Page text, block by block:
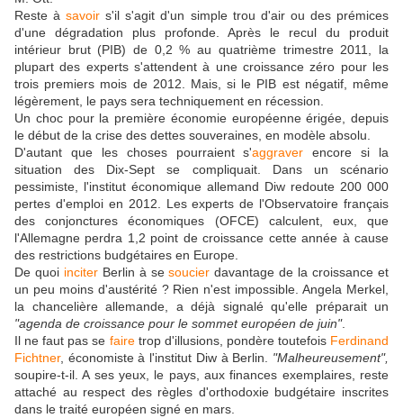
Reste àsavoir s'il s'agit d'un simple trou d'air ou des prémices
d'une dégradation plus profonde. Après le recul du produit
intérieur brut (PIB) de 0,2 % au quatrième trimestre 2011, la
plupart des experts s'attendent à une croissance zéro pour les
trois premiers mois de 2012. Mais, si le PIB est négatif, même
légèrement, le pays sera techniquement en récession.
Un choc pour la première économie européenne érigée, depuis
le début de la crise des dettes souveraines, en modèle absolu.
D'autant que les choses pourraient s'aggraver encore si la
situation des Dix-Sept se compliquait. Dans un scénario
pessimiste, l'institut économique allemand Diw redoute 200 000
pertes d'emploi en 2012. Les experts de l'Observatoire français
des conjonctures économiques (OFCE) calculent, eux, que
l'Allemagne perdra 1,2 point de croissance cette année à cause
des restrictions budgétaires en Europe.
De quoi inciterBerlin à sesoucier davantage de la croissance et
un peu moins d'austérité ? Rien n'est impossible. Angela Merkel,
la chancelière allemande, a déjà signalé qu'elle préparait un
"agenda de croissance pour le sommet européen de juin".
Il ne faut pas se fairetrop d'illusions, pondère toutefois Ferdinand
Fichtner, économiste à l'institut Diw à Berlin. "Malheureusement",
soupire-t-il. A ses yeux, le pays, aux finances exemplaires, reste
attaché au respect des règles d'orthodoxie budgétaire inscrites
dans le traité européen signé en mars.